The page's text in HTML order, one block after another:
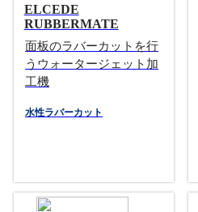
ELCEDE
RUBBERMATE
面板のラバーカットを行
うウォータージェット加
工機
水性ラバーカット